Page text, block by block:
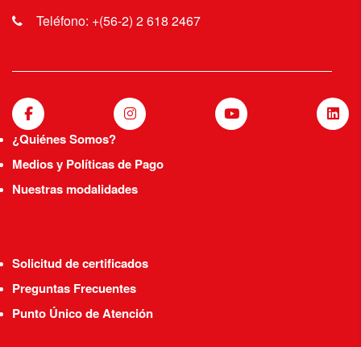
Teléfono: +(56-2) 2 618 2467
¿Quiénes Somos?
Medios y Políticas de Pago
Nuestras modalidades
Solicitud de certificados
Preguntas Frecuentes
Punto Único de Atención